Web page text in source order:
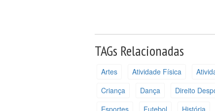
TAGs Relacionadas
Artes Atividade Física
Criança
Dança Direito